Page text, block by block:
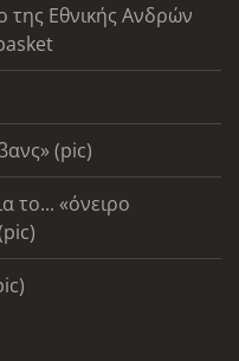
Εθνικής Ανδρών
(pic)
το... «όνειρο